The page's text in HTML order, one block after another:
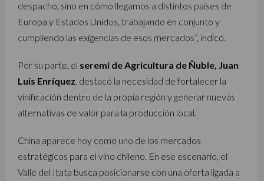
despacho, sino en cómo llegamos a distintos países de
Europa y Estados Unidos, trabajando en conjunto y
cumpliendo las exigencias de esos mercados”, indicó.
Por su parte, el seremi de Agricultura de Ñuble, Juan
Luis Enríquez , destacó la necesidad de fortalecer la
vinificación dentro de la propia región y generar nuevas
alternativas de valor para la producción local.
China aparece hoy como uno de los mercados
estratégicos para el vino chileno. En ese escenario, el
Valle del Itata busca posicionarse con una oferta ligada a